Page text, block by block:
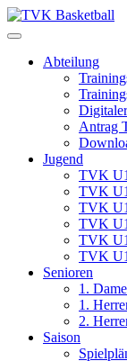
Skip
to
Abteilung
Antrag
Jugend
TVK
TVK
TVK
TVK
TVK
TVK
Senioren
1.
1.
2.
Saison